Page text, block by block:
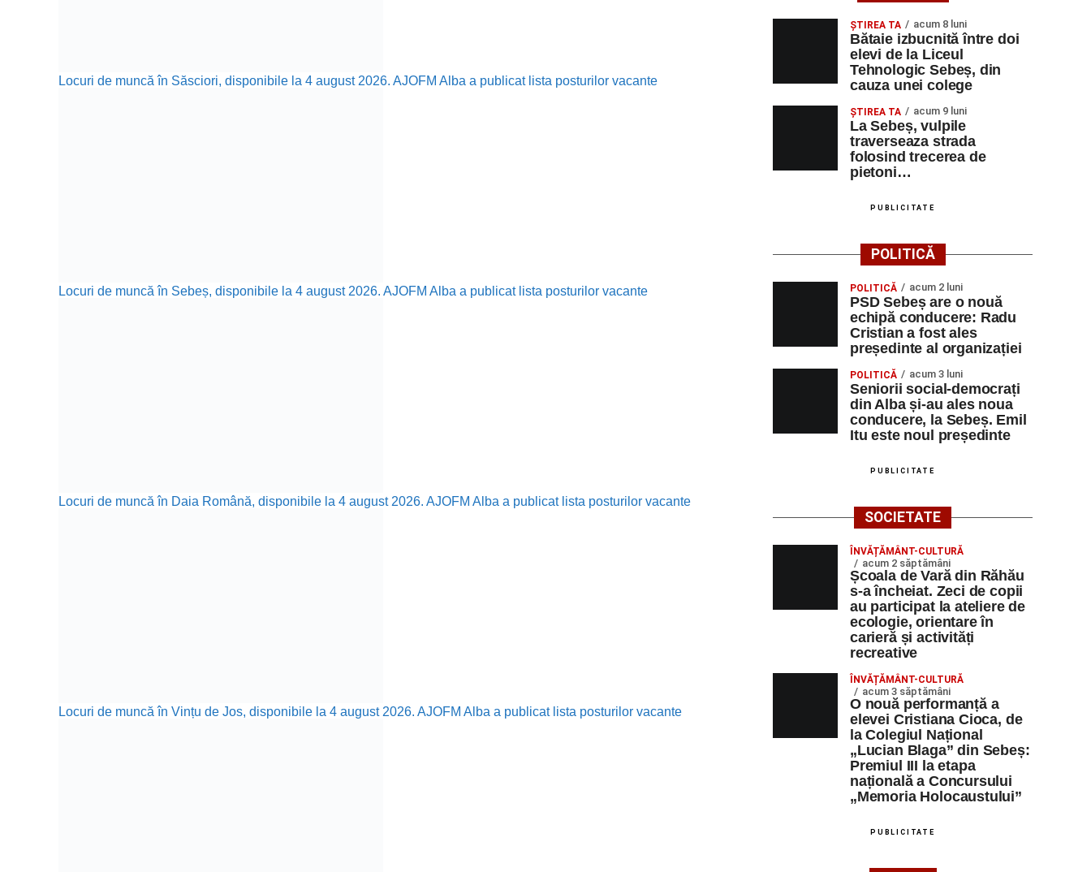
Locuri de muncă în Săsciori, disponibile la 4 august 2026. AJOFM Alba a publicat lista posturilor vacante
Locuri de muncă în Sebeș, disponibile la 4 august 2026. AJOFM Alba a publicat lista posturilor vacante
Locuri de muncă în Daia Română, disponibile la 4 august 2026. AJOFM Alba a publicat lista posturilor vacante
Locuri de muncă în Vințu de Jos, disponibile la 4 august 2026. AJOFM Alba a publicat lista posturilor vacante
ŞTIREA TA acum 8 luni
Bătaie izbucnită între doi
elevi de la Liceul
Tehnologic Sebeș, din
cauza unei colege
ŞTIREA TA acum 9 luni
La Sebeș, vulpile
traverseaza strada
folosind trecerea de
pietoni…
PUBLICITATE
POLITICĂ
POLITICĂ acum 2 luni
PSD Sebeș are o nouă
echipă conducere: Radu
Cristian a fost ales
președinte al organizației
POLITICĂ acum 3 luni
Seniorii social-democrați
din Alba și-au ales noua
conducere, la Sebeș. Emil
Itu este noul președinte
PUBLICITATE
SOCIETATE
ÎNVĂȚĂMÂNT-CULTURĂ
acum 2 săptămâni
Școala de Vară din Răhău
s-a încheiat. Zeci de copii
au participat la ateliere de
ecologie, orientare în
carieră și activități
recreative
ÎNVĂȚĂMÂNT-CULTURĂ
acum 3 săptămâni
O nouă performanță a
elevei Cristiana Cioca, de
la Colegiul Național
„Lucian Blaga” din Sebeș:
Premiul III la etapa
națională a Concursului
„Memoria Holocaustului”
PUBLICITATE